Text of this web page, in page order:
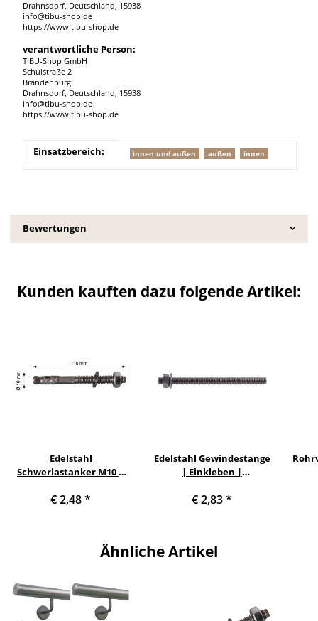
Drahnsdorf, Deutschland, 15938
info@tibu-shop.de
https://www.tibu-shop.de
verantwortliche Person:
TIBU-Shop GmbH
Schulstraße 2
Brandenburg
Drahnsdorf, Deutschland, 15938
info@tibu-shop.de
https://www.tibu-shop.de
Produkteigenschaft
Wert
Einsatzbereich: innen und außen außen innen
Bewertungen
Kunden kauften dazu folgende Artikel:
Edelstahl
Schwerlastanker M10 x
€ 2,48*
Edelstahl Gewindestange
| Einkleben |
115mm
€ 2,83*
Ähnliche Artikel